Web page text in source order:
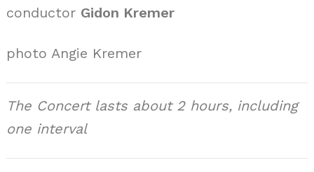
conductor Gidon Kremer
photo Angie Kremer
The Concert lasts about 2 hours, including
one interval